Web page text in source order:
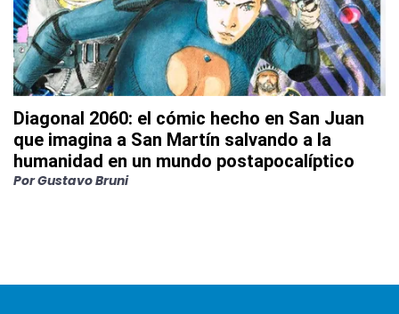
Diagonal 2060: el cómic hecho en San Juan
que imagina a San Martín salvando a la
humanidad en un mundo postapocalíptico
PorGustavo Bruni